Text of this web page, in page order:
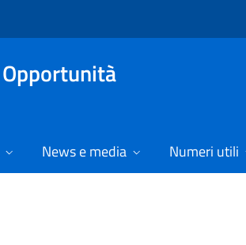
News e media Numeri utili